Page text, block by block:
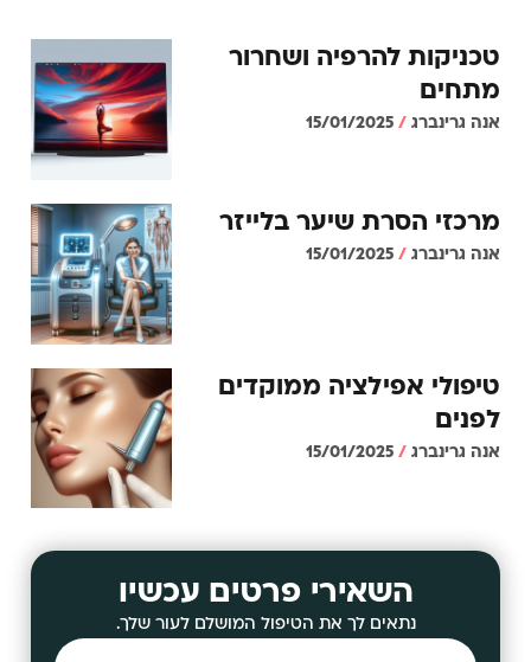
טכניקות להרפיה ושחרור
מתחים
אנה גרינברג
מרכזי הסרת שיער בלייזר
אנה גרינברג
טיפולי אפילציה ממוקדים
לפנים
אנה גרינברג
השאירי פרטים עכשיו
נתאים לך את הטיפול המושלם לעור שלך.